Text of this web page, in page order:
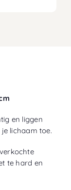
en liggen
lichaam toe.
te hard en